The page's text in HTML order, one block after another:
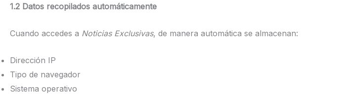
1.2 Datos recopilados automáticamente
Cuando accedes a Noticias Exclusivas, de manera automática se almacenan:
Dirección IP
Tipo de navegador
Sistema operativo